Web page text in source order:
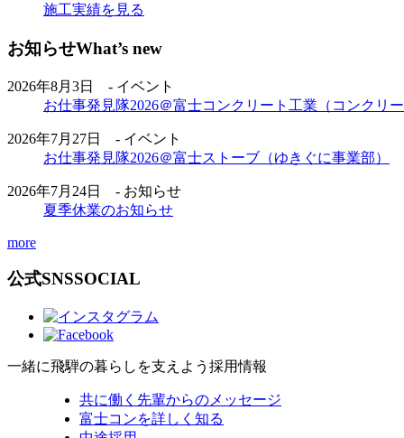
施工実績を見る
お知らせWhat’s new
2026年8月3日 - イベント
お仕事発見隊2026＠富士コンクリート工業（コンクリー
2026年7月27日 - イベント
お仕事発見隊2026＠富士ストーブ（ゆきぐに事業部）
2026年7月24日 - お知らせ
夏季休業のお知らせ
more
公式SNSSOCIAL
一緒に飛騨の暮らしを支えよう 採用情報
共に働く先輩からのメッセージ
富士コンを詳しく知る